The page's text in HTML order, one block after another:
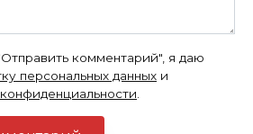
комментарий", я даю
персональных данных и
.